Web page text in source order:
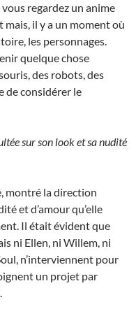
regardez un anime
mais, il y a un moment où
les personnages.
quelque chose
des robots, des
de considérer le
sur son look et sa nudité
montré la direction
et d’amour qu’elle
Il était évident que
ni Ellen, ni Willem, ni
n’interviennent pour
un projet par